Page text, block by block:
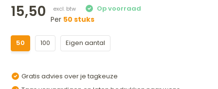
15,50 Per 50 stuks
50 100 Eigen aantal
Gratis advies over je tagkeuze